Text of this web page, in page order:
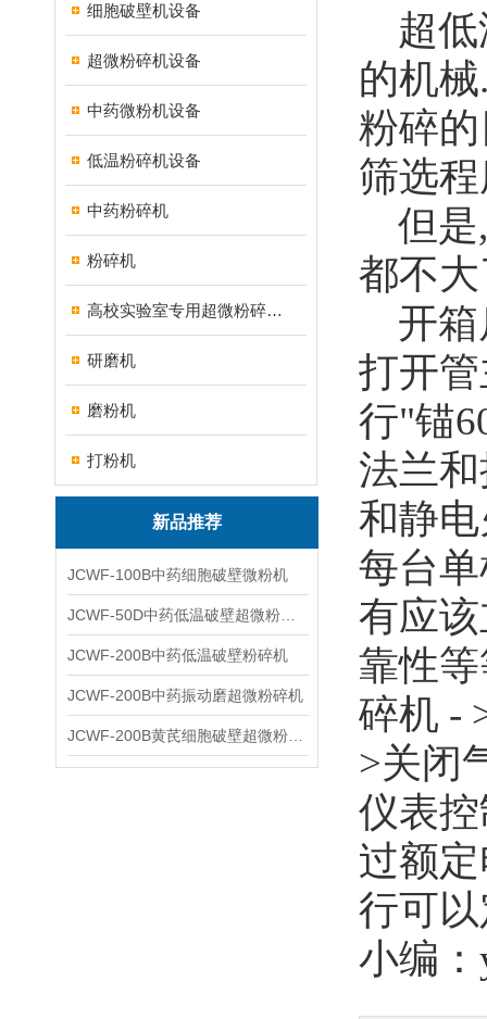
细胞破壁机设备
超微粉碎机设备
中药微粉机设备
低温粉碎机设备
中药粉碎机
粉碎机
高校实验室专用超微粉碎机设备
研磨机
磨粉机
打粉机
新品推荐
JCWF-100B中药细胞破壁微粉机
JCWF-200B中药低温破壁粉碎机
JCWF-200B中药振动磨超微粉碎机
超低
的机
粉碎
筛选
但是,
都不
开箱
打开
行"锚
法兰
和静
每台
有应
靠性
碎机 -
>关闭
仪表
过额
行可
小编